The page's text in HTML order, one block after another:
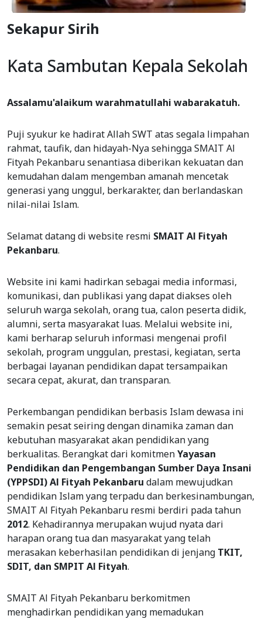
Sekapur Sirih
Kata Sambutan Kepala Sekolah
Assalamu'alaikum warahmatullahi wabarakatuh.
Puji syukur ke hadirat Allah SWT atas segala limpahan
rahmat, taufik, dan hidayah-Nya sehingga SMAIT Al
Fityah Pekanbaru senantiasa diberikan kekuatan dan
kemudahan dalam mengemban amanah mencetak
generasi yang unggul, berkarakter, dan berlandaskan
nilai-nilai Islam.
Selamat datang di website resmi SMAIT Al Fityah
Pekanbaru.
Website ini kami hadirkan sebagai media informasi,
komunikasi, dan publikasi yang dapat diakses oleh
seluruh warga sekolah, orang tua, calon peserta didik,
alumni, serta masyarakat luas. Melalui website ini,
kami berharap seluruh informasi mengenai profil
sekolah, program unggulan, prestasi, kegiatan, serta
berbagai layanan pendidikan dapat tersampaikan
secara cepat, akurat, dan transparan.
Perkembangan pendidikan berbasis Islam dewasa ini
semakin pesat seiring dengan dinamika zaman dan
kebutuhan masyarakat akan pendidikan yang
berkualitas. Berangkat dari komitmenYayasan
Pendidikan dan Pengembangan Sumber Daya Insani
(YPPSDI) Al Fityah Pekanbaru dalam mewujudkan
pendidikan Islam yang terpadu dan berkesinambungan,
SMAIT Al Fityah Pekanbaru resmi berdiri pada tahun
2012. Kehadirannya merupakan wujud nyata dari
harapan orang tua dan masyarakat yang telah
merasakan keberhasilan pendidikan di jenjang TKIT,
SDIT, dan SMPIT Al Fityah.
SMAIT Al Fityah Pekanbaru berkomitmen
menghadirkan pendidikan yang memadukan